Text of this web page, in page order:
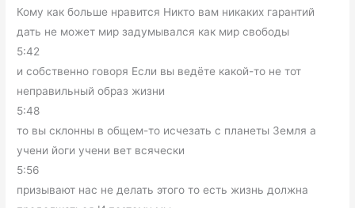
Кому как больше нравится Никто вам никаких гарантий
дать не может мир задумывался как мир свободы
5:42
и собственно говоря Если вы ведёте какой-то не тот
неправильный образ жизни
5:48
то вы склонны в общем-то исчезать с планеты Земля а
учени йоги учени вет всячески
5:56
призывают нас не делать этого то есть жизнь должна